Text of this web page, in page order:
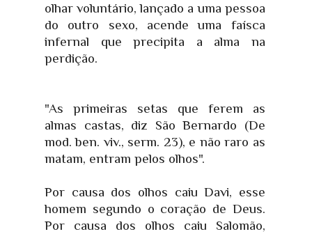
olhar voluntário, lançado a uma pessoa
do outro sexo, acende uma faísca
infernal que precipita a alma na
perdição.
"As primeiras setas que ferem as
almas castas, diz São Bernardo (De
mod. ben. viv., serm. 23), e não raro as
matam, entram pelos olhos".
Por causa dos olhos caiu Davi, esse
homem segundo o coração de Deus.
Por causa dos olhos caiu Salomão,